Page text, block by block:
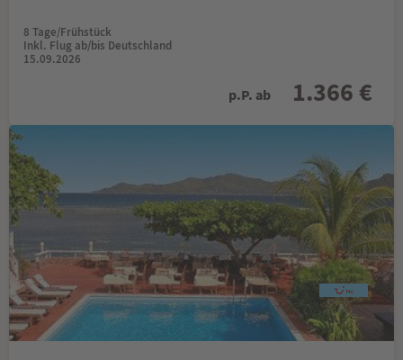
8 Tage/Frühstück
Inkl. Flug ab/bis Deutschland
15.09.2026
p.P. ab 1.366 €